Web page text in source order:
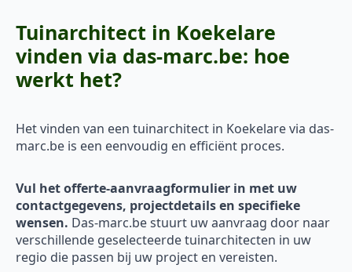
Tuinarchitect in Koekelare
vinden via das-marc.be: hoe
werkt het?
Het vinden van een tuinarchitect in Koekelare via das-
marc.be is een eenvoudig en efficiënt proces.
Vul het offerte-aanvraagformulier in met uw
contactgegevens, projectdetails en specifieke
wensen. Das-marc.be stuurt uw aanvraag door naar
verschillende geselecteerde tuinarchitecten in uw
regio die passen bij uw project en vereisten.